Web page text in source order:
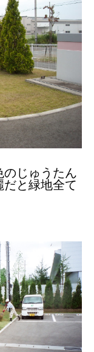
のじゅうたん
と緑地全て